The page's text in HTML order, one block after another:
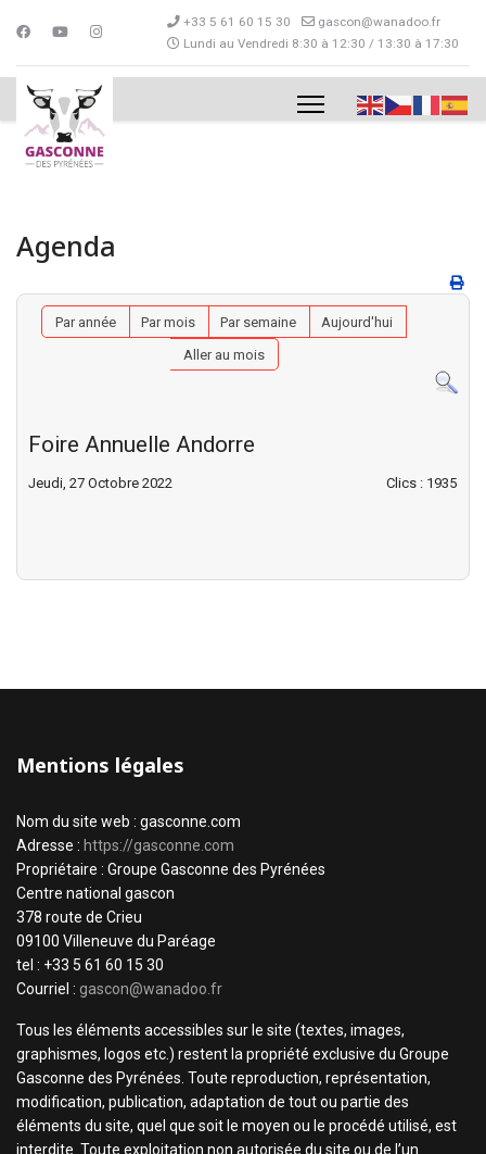
+33 5 61 60 15 30
gascon@wanadoo.fr
Lundi au Vendredi 8:30 à 12:30 / 13:30 à 17:30
Agenda
Par année Par mois Par semaine
Aujourd'hui
Aller au mois
Foire Annuelle Andorre
Jeudi, 27 Octobre 2022 Clics : 1935
Mentions légales
Nom du site web : gasconne.com
Adresse : https://gasconne.com
Propriétaire : Groupe Gasconne des Pyrénées
Centre national gascon
378 route de Crieu
09100 Villeneuve du Paréage
tel : +33 5 61 60 15 30
Courriel : gascon@wanadoo.fr
Tous les éléments accessibles sur le site (textes, images,
graphismes, logos etc.) restent la propriété exclusive du Groupe
Gasconne des Pyrénées. Toute reproduction, représentation,
modification, publication, adaptation de tout ou partie des
éléments du site, quel que soit le moyen ou le procédé utilisé, est
interdite. Toute exploitation non autorisée du site ou de l’un